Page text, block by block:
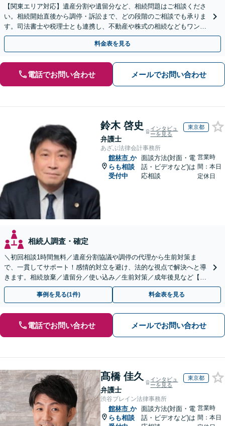
【関東エリア対応】遺産分割や遺留分など、相続問題はご相談くださ
い。相続開始直後から調停・訴訟まで、どの段階のご相談でも承りま
す。司法書士や税理士とも連携し、不動産や株式の相続などもワンス
トップで対応可能。遺言書作成や事業承継のご相談にも対応
料金表を見る
電話でお問い合わせ メールでお問い合わせ
鈴木 啓史
弁護士
インタビュ
ーを見る
東京都
あざぶ法律会計事務所
館林市 か
らも相談
受付中
面談方法(対面・電
話・ビデオなど)は
応相談
営業時
間：本日
定休日
相続人調査・確定
＼初回相談1時間無料／遺産分割協議や調停の代理から生前対策ま
で、一貫してサポート！感情的対立を避け、法的な視点で解決へと導
きます。相続放棄／遺留分／使い込み／生前対策／成年後見など【W
EB面談対応】
事例を見る(1件) 料金表を見る
電話でお問い合わせ メールでお問い合わせ
髙橋 佳久
弁護士
インタビュ
ーを見る
東京都
渋谷ブレイン法律事務所
館林市 か
らも相談
面談方法(対面・電
話・ビデオなど)は
営業時
間：本日